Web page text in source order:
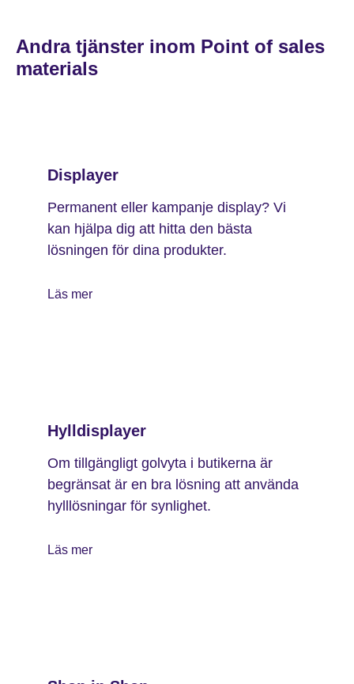
Andra tjänster inom Point of sales
materials
Displayer
Permanent eller kampanje display? Vi
kan hjälpa dig att hitta den bästa
lösningen för dina produkter.
Läs mer
Hylldisplayer
Om tillgängligt golvyta i butikerna är
begränsat är en bra lösning att använda
hylllösningar för synlighet.
Läs mer